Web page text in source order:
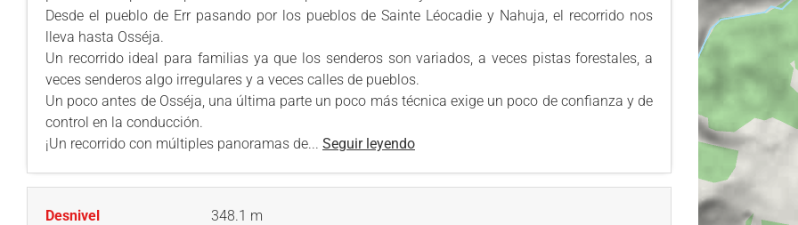
Desde el pueblo de Err pasando por los pueblos de Sainte Léocadie y Nahuja, el recorrido nos
lleva hasta Osséja.
Un recorrido ideal para familias ya que los senderos son variados, a veces pistas forestales, a
veces senderos algo irregulares y a veces calles de pueblos.
Un poco antes de Osséja, una última parte un poco más técnica exige un poco de confianza y de
control en la conducción.
¡Un recorrido con múltiples panoramas de... Seguir leyendo
Desnivel 348.1 m